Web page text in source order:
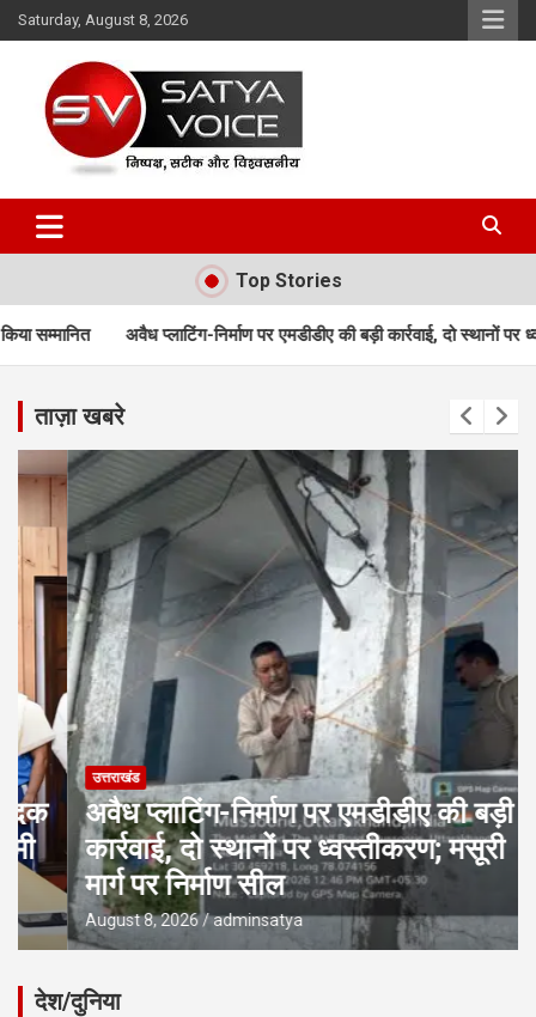
Skip
to
Saturday, August 8, 2026
Satya Voice
Top Stories
निर्माण पर एमडीडीए की बड़ी कार्रवाई, दो स्थानों पर ध्वस्तीकरण; मसूरी मार्ग पर
ताज़ा खबरे
उत्तराखंड
अवैध प्लाटिंग-निर्माण पर एमडीडीए की बड़ी
कार्रवाई, दो स्थानों पर ध्वस्तीकरण; मसूरी
मार्ग पर निर्माण सील
August 8, 2026 adminsatya
देश/दुनिया